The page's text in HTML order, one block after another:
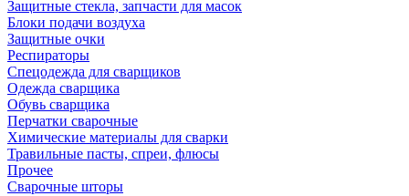
Защитные стекла, запчасти для масок
Блоки подачи воздуха
Защитные очки
Респираторы
Спецодежда для сварщиков
Одежда сварщика
Обувь сварщика
Перчатки сварочные
Химические материалы для сварки
Травильные пасты, спреи, флюсы
Прочее
Сварочные шторы